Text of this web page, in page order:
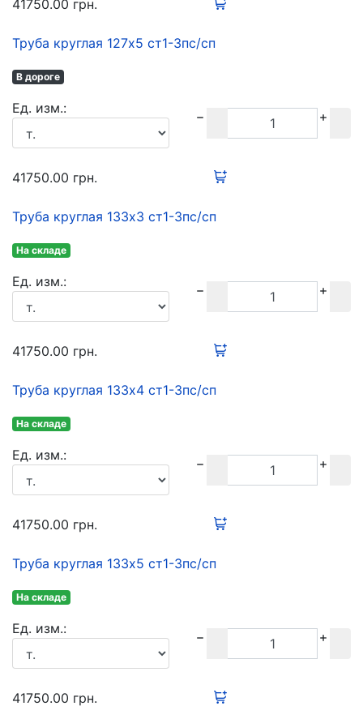
41750.00 грн.
Труба круглая 127х5 ст1-3пс/сп
В дороге
Ед. изм.:
41750.00 грн.
Труба круглая 133х3 ст1-3пс/сп
На складе
Ед. изм.:
41750.00 грн.
Труба круглая 133х4 ст1-3пс/сп
На складе
Ед. изм.:
41750.00 грн.
Труба круглая 133х5 ст1-3пс/сп
На складе
Ед. изм.:
41750.00 грн.